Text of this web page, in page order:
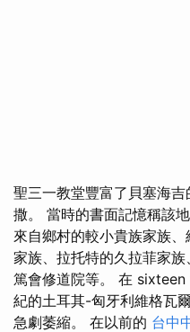
聖三一教堂豐富了貝塞海
撒。 當時的書面記憶稱該
來自鄉村的較小貴族家族
家族、拉托特的久拉菲家
篤會修道院等。 在 sixteen
紀的土耳其-匈牙利維格瓦
急劇萎縮。 在以前的 台中